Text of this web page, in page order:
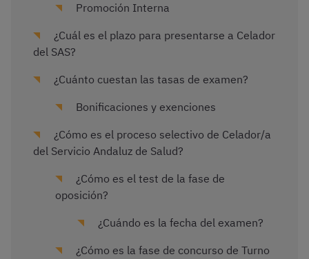
Promoción Interna
¿Cuál es el plazo para presentarse a Celador
del SAS?
¿Cuánto cuestan las tasas de examen?
Bonificaciones y exenciones
¿Cómo es el proceso selectivo de Celador/a
del Servicio Andaluz de Salud?
¿Cómo es el test de la fase de
oposición?
¿Cuándo es la fecha del examen?
¿Cómo es la fase de concurso de Turno